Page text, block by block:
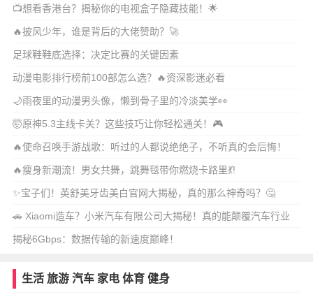
📺想看香港台？揭秘你的电视盒子隐藏技能！🌟
🔥披风少年，谁是背后的大佬赞助？🚀
足球鞋鞋底选择：决定比赛的关键因素
动漫电影排行榜前100部怎么选？🔥资深影迷必看
🌙雨夜里的动漫男头像，懒到骨子里的冷淡美学👀
🤯原神5.3主线卡关？这些技巧让你轻松通关！🎮
🔥使命召唤手游战歌：听过的人都说绝绝子，不听真的会后悔！
🔥瘦身新潮流！男女共舞，跳舞毯带你燃烧卡路里💃!
✨宝子们！英舒美牙齿美白官网大揭秘，真的那么神奇吗？🤔
🚗 Xiaomi造车？小米汽车有限公司大揭秘！真的能颠覆汽车行业
吗？🤔
揭秘6Gbps：数据传输的新速度巅峰！
生活 旅游 汽车 家电 体育 健身